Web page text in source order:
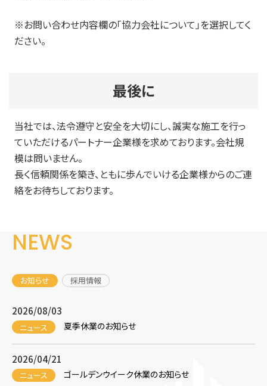
※お問い合わせ内容欄の「協力会社について」を選択してく
ださい。
最後に
当社では、法令遵守と安全を大切にし、誠実な施工を行っ
ていただけるパートナー企業様を求めております。会社規
模は問いません。
長く信頼関係を築き、ともに歩んでいける企業様からのご連
絡をお待ちしております。
NEWS
お知らせ 採用情報
2026/08/03
ニュース 夏季休業のお知らせ
2026/04/21
ニュース ゴールデンウイーク休業のお知らせ